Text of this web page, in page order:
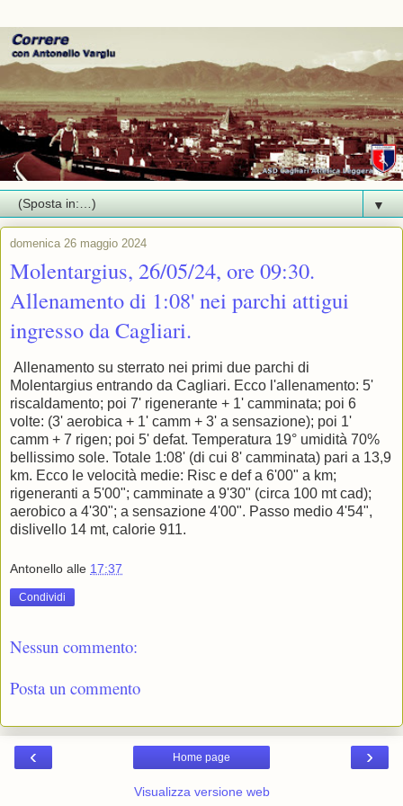
▼
domenica 26 maggio 2024
Molentargius, 26/05/24, ore 09:30.
Allenamento di 1:08' nei parchi attigui
ingresso da Cagliari.
Allenamento su sterrato nei primi due parchi di
Molentargius entrando da Cagliari. Ecco l'allenamento: 5'
riscaldamento; poi 7' rigenerante + 1' camminata; poi 6
volte: (3' aerobica + 1' camm + 3' a sensazione); poi 1'
camm + 7 rigen; poi 5' defat. Temperatura 19° umidità 70%
bellissimo sole. Totale 1:08' (di cui 8' camminata) pari a 13,9
km. Ecco le velocità medie: Risc e def a 6'00" a km;
rigeneranti a 5'00"; camminate a 9'30" (circa 100 mt cad);
aerobico a 4'30"; a sensazione 4'00". Passo medio 4'54",
dislivello 14 mt, calorie 911.
Antonello alle 17:37
Condividi
Nessun commento:
Posta un commento
‹ ›
Home page
Visualizza versione web